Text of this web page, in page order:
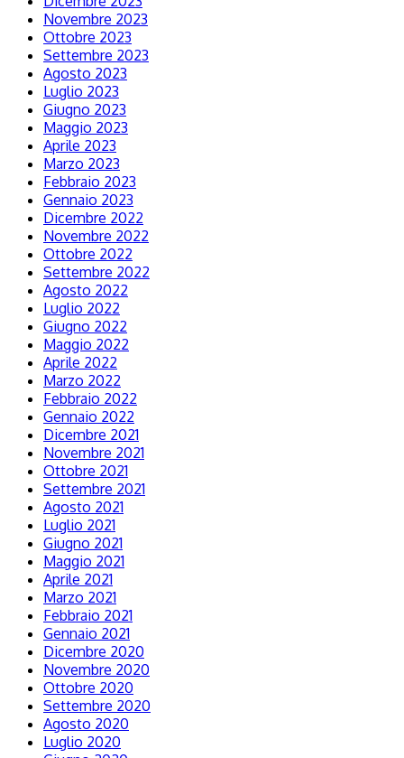
Novembre 2023
Ottobre 2023
Settembre 2023
Agosto 2023
Luglio 2023
Giugno 2023
Maggio 2023
Aprile 2023
Marzo 2023
Febbraio 2023
Gennaio 2023
Dicembre 2022
Novembre 2022
Ottobre 2022
Settembre 2022
Agosto 2022
Luglio 2022
Giugno 2022
Maggio 2022
Aprile 2022
Marzo 2022
Febbraio 2022
Gennaio 2022
Dicembre 2021
Novembre 2021
Ottobre 2021
Settembre 2021
Agosto 2021
Luglio 2021
Giugno 2021
Maggio 2021
Aprile 2021
Marzo 2021
Febbraio 2021
Gennaio 2021
Dicembre 2020
Novembre 2020
Ottobre 2020
Settembre 2020
Agosto 2020
Luglio 2020